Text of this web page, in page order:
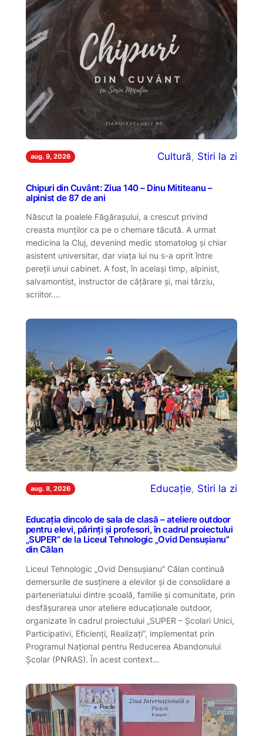
aug. 9, 2026 Cultură, Stiri la zi
Chipuri din Cuvânt: Ziua 140 – Dinu Mititeanu –
alpinist de 87 de ani
Născut la poalele Făgărașului, a crescut privind
creasta munților ca pe o chemare tăcută. A urmat
medicina la Cluj, devenind medic stomatolog și chiar
asistent universitar, dar viața lui nu s-a oprit între
pereții unui cabinet. A fost, în același timp, alpinist,
salvamontist, instructor de cățărare și, mai târziu,
scriitor.…
aug. 8, 2026 Educație, Stiri la zi
Educația dincolo de sala de clasă – ateliere outdoor
pentru elevi, părinți și profesori, în cadrul proiectului
„SUPER” de la Liceul Tehnologic „Ovid Densușianu”
din Călan
Liceul Tehnologic „Ovid Densușianu” Călan continuă
demersurile de susținere a elevilor și de consolidare a
parteneriatului dintre școală, familie și comunitate, prin
desfășurarea unor ateliere educaționale outdoor,
organizate în cadrul proiectului „SUPER – Școlari Unici,
Participativi, Eficienți, Realizați”, implementat prin
Programul Național pentru Reducerea Abandonului
Școlar (PNRAS). În acest context…